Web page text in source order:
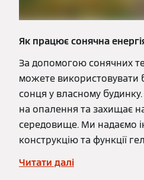
Як працює сонячна
За допомогою сонячних
можете використовувати
сонця у власному
на опалення та захищає
середовище. Ми надаємо
конструкцію та функції
Читати далі